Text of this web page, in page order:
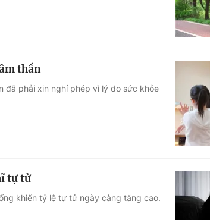
thần
đã phải xin nghỉ phép vì lý do sức khỏe
tự tử
khiến tỷ lệ tự tử ngày càng tăng cao.